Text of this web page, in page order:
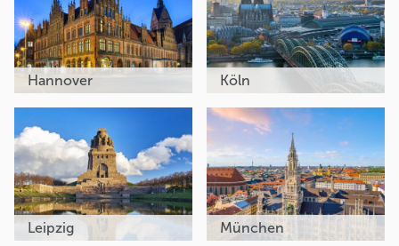
Hannover Köln
Leipzig München